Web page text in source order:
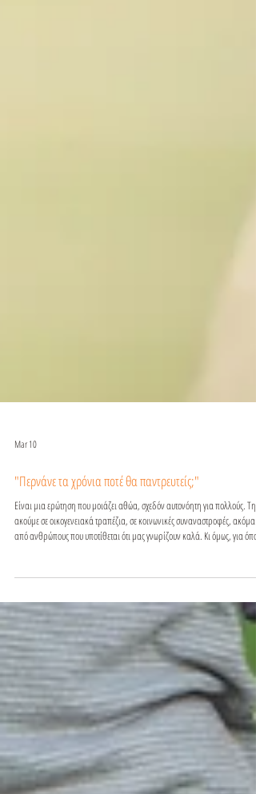
Mar 10
"Περνάνε τα χρόνια ποτέ θα παντρευτείς;"
Είναι μια ερώτηση που μοιάζει αθώα, σχεδόν αυτονόητη για πολλούς. Την
από ανθρώπους που υποτίθεται ότι μας γνωρίζουν καλά. Κι όμως, για
σύγκριση ή το αίσθημα ότι «κάτι δεν κάνω σωστά». Από ψυχολογική
αυτή η ερώτηση κουβαλά ένα βάρος κοινωνικών προσδοκιών. Ο γάμος
παρουσιάζεται συχνά ως ορόσημο επιτυχίας, ωριμότητας ή ο